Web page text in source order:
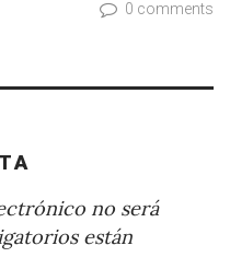
0 comments
no será
están